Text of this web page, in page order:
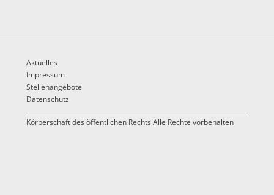
Aktuelles
Impressum
Stellenangebote
Datenschutz
Körperschaft des öffentlichen Rechts Alle Rechte vorbehalten